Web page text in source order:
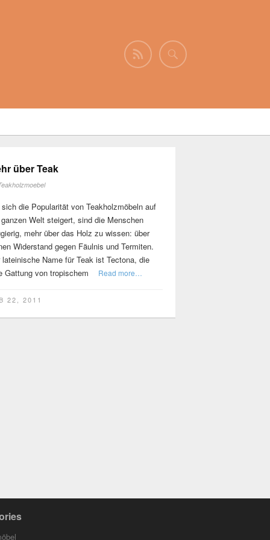
über Teak
die Popularität von Teakholzmöbeln auf
Welt steigert, sind die Menschen
mehr über das Holz zu wissen: über
Widerstand gegen Fäulnis und Termiten.
lateinische Name für Teak ist Tectona, die
Gattung von tropischem
Read more…
22, 2011